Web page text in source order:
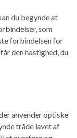
du begynde at
som
forbindelsen for
den hastighed, du
anvender optiske
tråde lavet af